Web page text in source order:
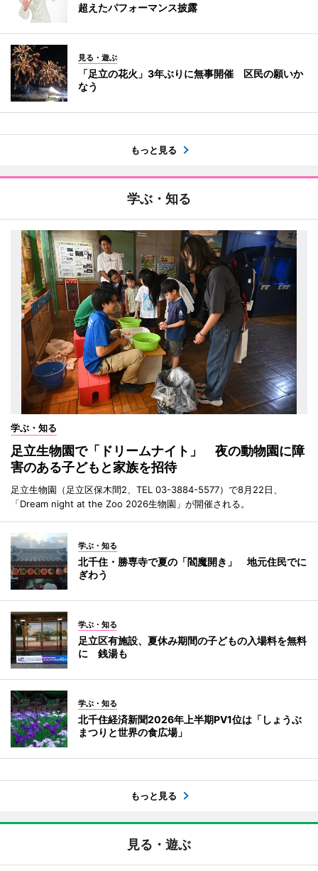
超えたパフォーマンス披露
見る・遊ぶ
「足立の花火」3年ぶりに無事開催 区民の願いか
なう
もっと見る
学ぶ・知る
学ぶ・知る
足立生物園で「ドリームナイト」 夜の動物園に障
害のある子どもと家族を招待
足立生物園（足立区保木間2、TEL 03-3884-5577）で8月22日、
「Dream night at the Zoo 2026生物園」が開催される。
学ぶ・知る
北千住・勝専寺で夏の「閻魔開き」 地元住民でに
ぎわう
学ぶ・知る
足立区有施設、夏休み期間の子どもの入場料を無料
に 銭湯も
学ぶ・知る
北千住経済新聞2026年上半期PV1位は「しょうぶ
まつりと世界の食広場」
もっと見る
見る・遊ぶ